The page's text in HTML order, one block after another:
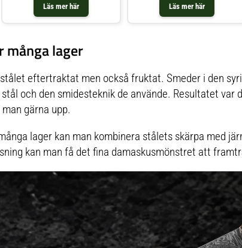
Läs mer här Läs mer här
många lager
eftertraktat men också fruktat. Smeder i den
och den smidesteknik de använde. Resultatet var
gärna upp.
lager kan man kombinera stålets skärpa med
kan man få det fina damaskusmönstret att